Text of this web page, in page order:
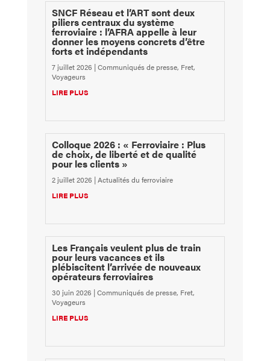
SNCF Réseau et l’ART sont deux
piliers centraux du système
ferroviaire : l’AFRA appelle à leur
donner les moyens concrets d’être
forts et indépendants
7 juillet 2026 |Communiqués de presse, Fret,
Voyageurs
LIRE PLUS
Colloque 2026 : « Ferroviaire : Plus
de choix, de liberté et de qualité
pour les clients »
2 juillet 2026 |Actualités du ferroviaire
LIRE PLUS
Les Français veulent plus de train
pour leurs vacances et ils
plébiscitent l’arrivée de nouveaux
opérateurs ferroviaires
30 juin 2026 |Communiqués de presse, Fret,
Voyageurs
LIRE PLUS